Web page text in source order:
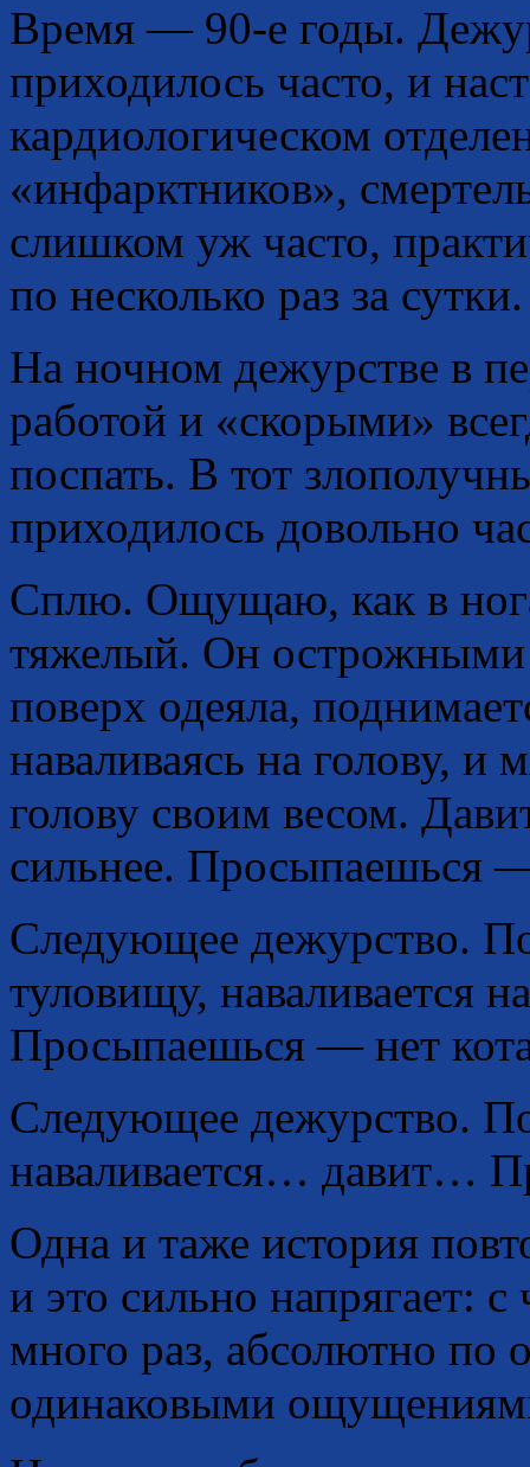
Время — 90-е годы.
приходилось часто, и
кардиологическом
«инфарктников»,
слишком уж часто,
по несколько раз за сутки.
На ночном дежурстве в
работой и «скорыми»
поспать. В тот
приходилось довольно
Сплю. Ощущаю, как в
тяжелый. Он острожными
поверх одеяла,
наваливаясь на голову, и
голову своим весом.
сильнее. Просыпаешься
Следующее дежурство.
туловищу, наваливается
Просыпаешься — нет
Следующее дежурство.
наваливается… давит…
Одна и таже история
и это сильно напрягает:
много раз, абсолютно по
одинаковыми